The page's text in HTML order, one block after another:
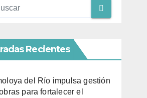
Recientes
del Río impulsa gestión
para fortalecer el